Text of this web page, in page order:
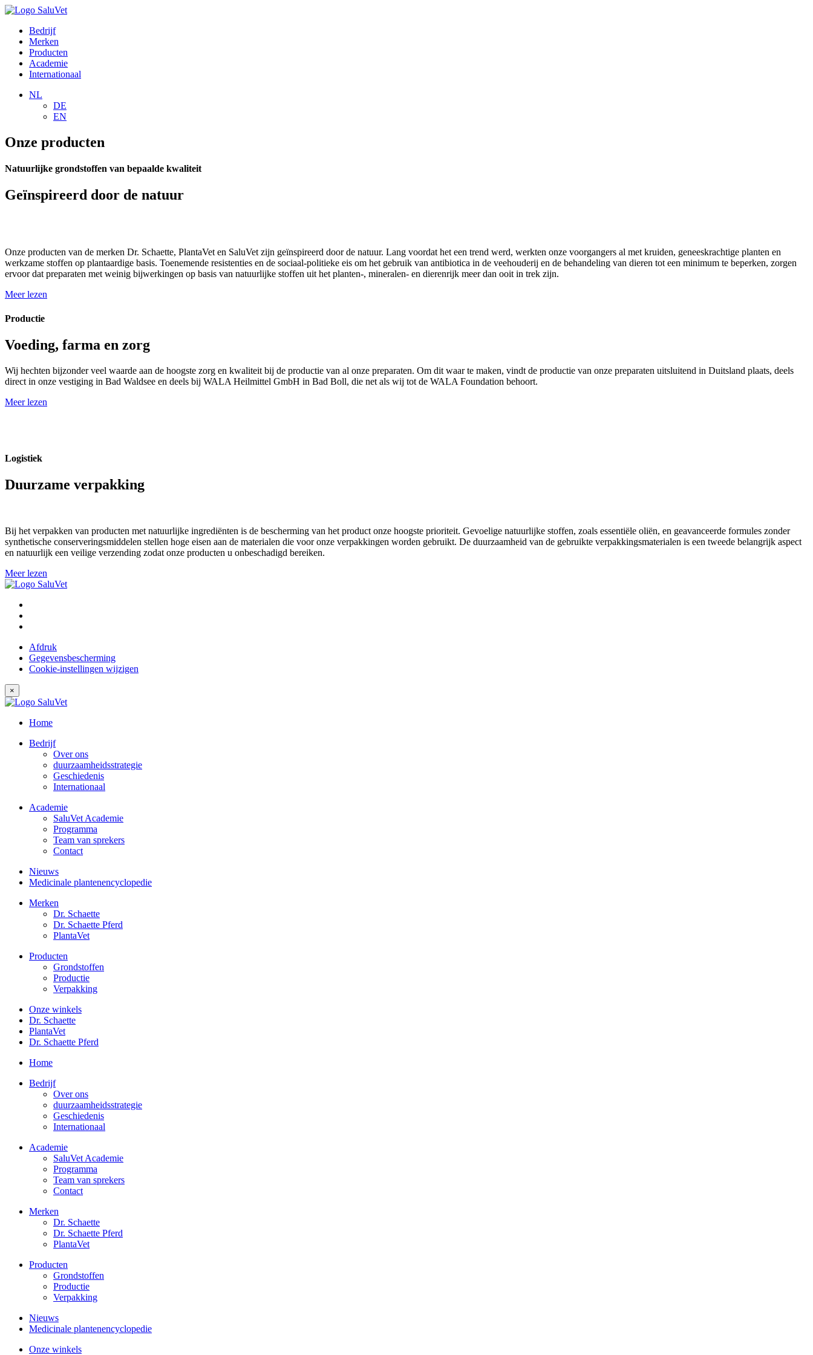
Bedrijf
Merken
Producten
Academie
Internationaal
NL
DE
EN
Onze producten
Natuurlijke grondstoffen van bepaalde kwaliteit
Geïnspireerd door de natuur
Onze producten van de merken Dr. Schaette, PlantaVet en SaluVet zijn geïnspireerd door de natuur. Lang voordat het een trend werd, werkten onze voorgangers al met kruiden, geneeskrachtige planten en
werkzame stoffen op plantaardige basis. Toenemende resistenties en de sociaal-politieke eis om het gebruik van antibiotica in de veehouderij en de behandeling van dieren tot een minimum te beperken, zorgen
ervoor dat preparaten met weinig bijwerkingen op basis van natuurlijke stoffen uit het planten-, mineralen- en dierenrijk meer dan ooit in trek zijn.
Meer lezen
Productie
Voeding, farma en zorg
Wij hechten bijzonder veel waarde aan de hoogste zorg en kwaliteit bij de productie van al onze preparaten. Om dit waar te maken, vindt de productie van onze preparaten uitsluitend in Duitsland plaats, deels
direct in onze vestiging in Bad Waldsee en deels bij WALA Heilmittel GmbH in Bad Boll, die net als wij tot de WALA Foundation behoort.
Meer lezen
Logistiek
Duurzame verpakking
Bij het verpakken van producten met natuurlijke ingrediënten is de bescherming van het product onze hoogste prioriteit. Gevoelige natuurlijke stoffen, zoals essentiële oliën, en geavanceerde formules zonder
synthetische conserveringsmiddelen stellen hoge eisen aan de materialen die voor onze verpakkingen worden gebruikt. De duurzaamheid van de gebruikte verpakkingsmaterialen is een tweede belangrijk aspect
en natuurlijk een veilige verzending zodat onze producten u onbeschadigd bereiken.
Meer lezen
Afdruk
Gegevensbescherming
Cookie-instellingen wijzigen
×
Home
Bedrijf
Over ons
duurzaamheidsstrategie
Geschiedenis
Internationaal
Academie
SaluVet Academie
Programma
Team van sprekers
Contact
Nieuws
Medicinale plantenencyclopedie
Merken
Dr. Schaette
Dr. Schaette Pferd
PlantaVet
Producten
Grondstoffen
Productie
Verpakking
Onze winkels
Dr. Schaette
PlantaVet
Dr. Schaette Pferd
Home
Bedrijf
Over ons
duurzaamheidsstrategie
Geschiedenis
Internationaal
Academie
SaluVet Academie
Programma
Team van sprekers
Contact
Merken
Dr. Schaette
Dr. Schaette Pferd
PlantaVet
Producten
Grondstoffen
Productie
Verpakking
Nieuws
Medicinale plantenencyclopedie
Onze winkels